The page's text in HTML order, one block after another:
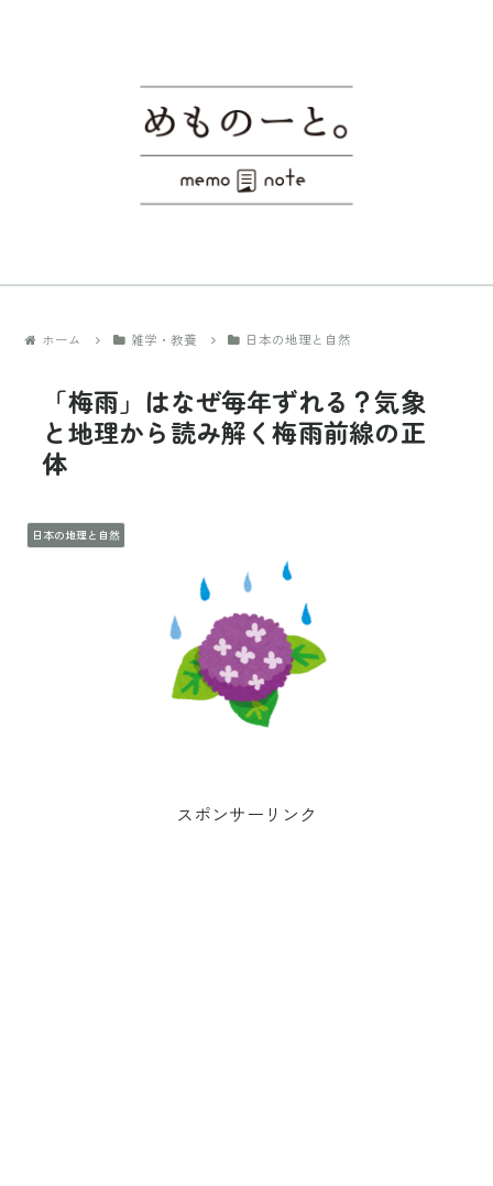
ホーム 雑学・教養 日本の地理と自然
「梅雨」はなぜ毎年ずれる？気象
と地理から読み解く梅雨前線の正
体
日本の地理と自然
スポンサーリンク